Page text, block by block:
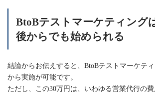
BtoBテストマーケティング
後からでも始められる
結論からお伝えすると、BtoBテストマーケテ
から実施が可能です。
ただし、この30万円は、いわゆる営業代行の